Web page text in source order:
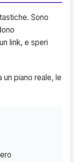
Sono
link, e speri
piano reale, le